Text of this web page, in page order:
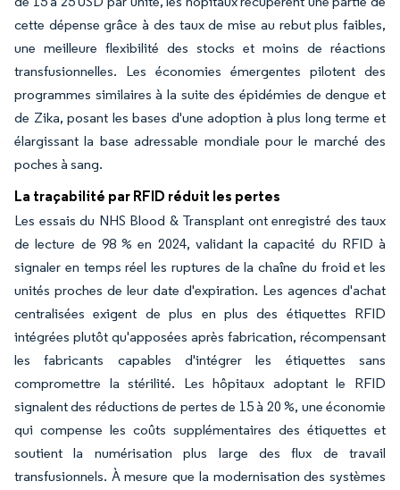
cette dépense grâce à des taux de mise au rebut plus faibles,
une meilleure flexibilité des stocks et moins de réactions
transfusionnelles. Les économies émergentes pilotent des
programmes similaires à la suite des épidémies de dengue et
de Zika, posant les bases d'une adoption à plus long terme et
élargissant la base adressable mondiale pour le marché des
poches à sang.
La traçabilité par RFID réduit les pertes
Les essais du NHS Blood & Transplant ont enregistré des taux
de lecture de 98 % en 2024, validant la capacité du RFID à
signaler en temps réel les ruptures de la chaîne du froid et les
unités proches de leur date d'expiration. Les agences d'achat
centralisées exigent de plus en plus des étiquettes RFID
intégrées plutôt qu'apposées après fabrication, récompensant
les fabricants capables d'intégrer les étiquettes sans
compromettre la stérilité. Les hôpitaux adoptant le RFID
signalent des réductions de pertes de 15 à 20 %, une économie
qui compense les coûts supplémentaires des étiquettes et
soutient la numérisation plus large des flux de travail
transfusionnels. À mesure que la modernisation des systèmes